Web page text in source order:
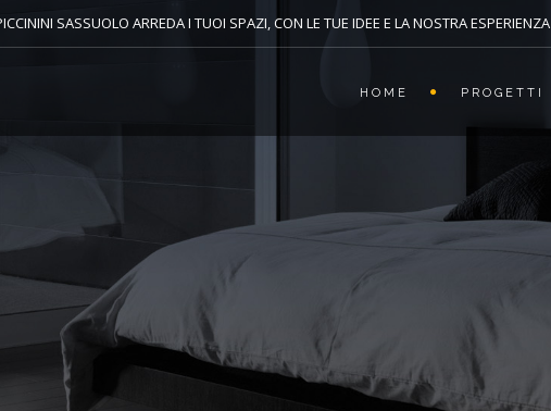
SASSUOLO ARREDA I TUOI SPAZI, CON LE TUE IDEE E LA NOSTRA ESPERIENZA
HOME PROGETTI